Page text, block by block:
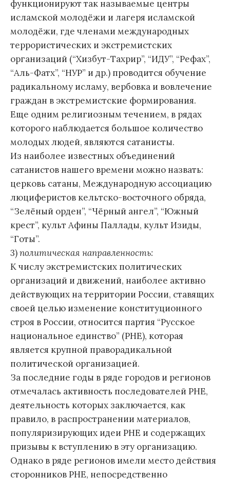
функционируют так называемые центры
исламской молодёжи и лагеря исламской
молодёжи, где членами международных
террористических и экстремистских
организаций (“Хизбут-Тахрир”, “ИДУ”, “Рефах”,
“Аль-Фатх”, “НУР” и др.) проводится обучение
радикальному исламу, вербовка и вовлечение
граждан в экстремистские формирования.
Еще одним религиозным течением, в рядах
которого наблюдается большое количество
молодых людей, являются сатанисты.
Из наиболее известных объединений
сатанистов нашего времени можно назвать:
церковь сатаны, Международную ассоциацию
люциферистов кельтско-восточного обряда,
“Зелёный орден”, “Чёрный ангел”, “Южный
крест”, культ Афины Паллады, культ Изиды,
“Готы”.
3)политическая направленность:
К числу экстремистских политических
организаций и движений, наиболее активно
действующих на территории России, ставящих
своей целью изменение конституционного
строя в России, относится партия “Русское
национальное единство” (РНЕ), которая
является крупной праворадикальной
политической организацией.
За последние годы в ряде городов и регионов
отмечалась активность последователей РНЕ,
деятельность которых заключается, как
правило, в распространении материалов,
популяризирующих идеи РНЕ и содержащих
призывы к вступлению в эту организацию.
Однако в ряде регионов имели место действия
сторонников РНЕ, непосредственно